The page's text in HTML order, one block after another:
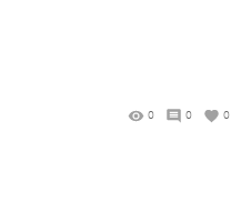
0 0 0